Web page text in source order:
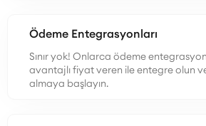
Ödeme Entegrasyonları
Sınır yok! Onlarca ödeme
avantajlı fiyat veren ile entegre olun
almaya başlayın.